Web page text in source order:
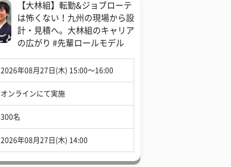
【大林組】転勤&ジョブローテ
は怖くない！九州の現場から設
計・見積へ。大林組のキャリア
の広がり #先輩ロールモデル
2026年08月27日(木) 15:00〜16:00
オンラインにて実施
300名
2026年08月27日(木) 14:00